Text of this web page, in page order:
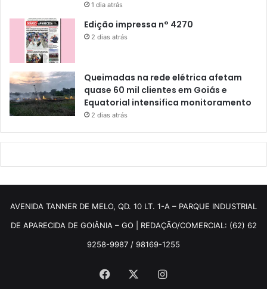
1 dia atrás
Edição impressa n° 4270
2 dias atrás
Queimadas na rede elétrica afetam
quase 60 mil clientes em Goiás e
Equatorial intensifica monitoramento
2 dias atrás
AVENIDA TANNER DE MELO, QD. 10 LT. 1-A – PARQUE INDUSTRIAL
DE APARECIDA DE GOIÂNIA – GO | REDAÇÃO/COMERCIAL: (62) 62
9258-9987 / 98169-1255
Facebook Instagram